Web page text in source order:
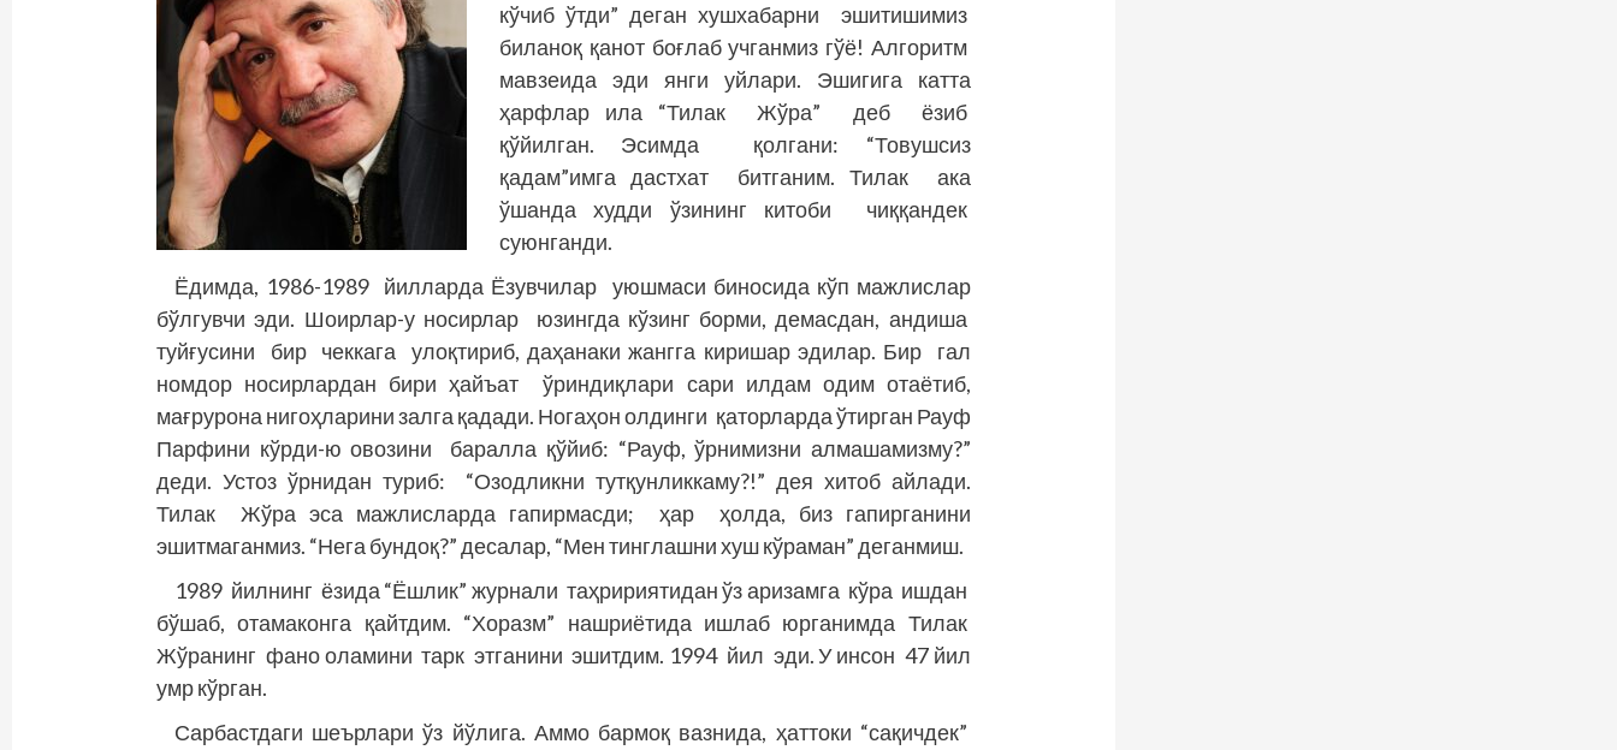
кўчиб ўтди” деган хушхабарни эшитишимиз
биланоқ қанот боғлаб учганмиз гўё! Алгоритм
мавзеида эди янги уйлари. Эшигига катта
ҳарфлар ила “Тилак Жўра” деб ёзиб
қўйилган. Эсимда қолгани: “Товушсиз
қадам”имга дастхат битганим. Тилак ака
ўшанда худди ўзининг китоби чиққандек
суюнганди.
Ёдимда, 1986-1989 йилларда Ёзувчилар уюшмаси биносида кўп мажлислар
бўлгувчи эди. Шоирлар-у носирлар юзингда кўзинг борми, демасдан, андиша
туйғусини бир чеккага улоқтириб, даҳанаки жангга киришар эдилар. Бир гал
номдор носирлардан бири ­ҳайъат ўриндиқлари сари илдам одим отаётиб,
мағрурона нигоҳларини залга қадади. Ногаҳон олдинги қаторларда ўтирган Рауф
Парфини кўрди-ю овозини баралла қўйиб: “Рауф, ўрнимизни алмашамизму?”
деди. Устоз ўрнидан туриб: “Озодликни тутқунликкаму?!” дея хитоб айлади.
Тилак Жўра эса мажлисларда гапирмасди; ҳар ҳолда, биз гапирганини
эшитмаганмиз. “Нега бундоқ?” десалар, “Мен тинглашни хуш кўраман” деганмиш.
1989 йилнинг ёзида “Ёшлик” журнали таҳририятидан ўз аризамга кўра ишдан
бўшаб, отамаконга қайтдим. “Хоразм” нашриётида ишлаб юрганимда Тилак
Жўранинг фано оламини тарк этганини эшитдим. 1994 йил эди. У инсон 47 йил
умр кўрган.
Сарбастдаги шеърлари ўз йўлига. Аммо бармоқ вазнида, ҳаттоки “сақичдек”